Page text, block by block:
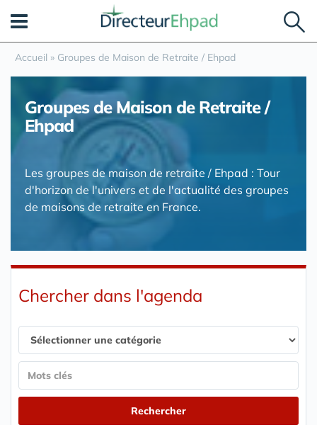
Accueil » Groupes de Maison de Retraite / Ehpad
Groupes de Maison de Retraite /
Ehpad
Les groupes de maison de retraite / Ehpad : Tour
d'horizon de l'univers et de l'actualité des groupes
de maisons de retraite en France.
Chercher dans l'agenda
Panneau de gestion des cookies